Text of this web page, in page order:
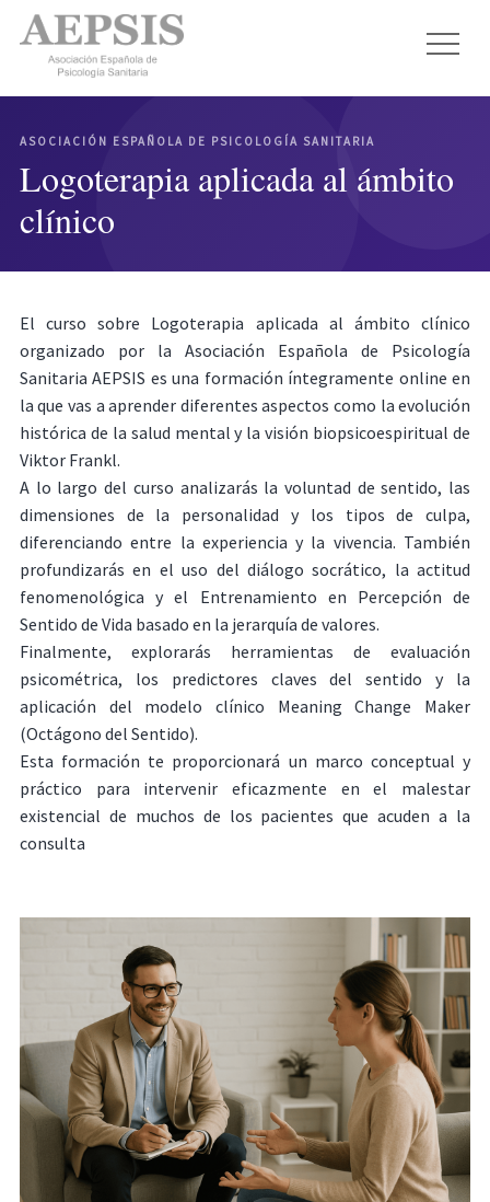
ASOCIACIÓN ESPAÑOLA DE PSICOLOGÍA SANITARIA
Logoterapia aplicada al ámbito
clínico
El curso sobre Logoterapia aplicada al ámbito clínico
organizado por la Asociación Española de Psicología
Sanitaria AEPSIS es una formación íntegramente online en
la que vas a aprender diferentes aspectos como la evolución
histórica de la salud mental y la visión biopsicoespiritual de
Viktor Frankl.
A lo largo del curso analizarás la voluntad de sentido, las
dimensiones de la personalidad y los tipos de culpa,
diferenciando entre la experiencia y la vivencia. También
profundizarás en el uso del diálogo socrático, la actitud
fenomenológica y el Entrenamiento en Percepción de
Sentido de Vida basado en la jerarquía de valores.
Finalmente, explorarás herramientas de evaluación
psicométrica, los predictores claves del sentido y la
aplicación del modelo clínico Meaning Change Maker
(Octágono del Sentido).
Esta formación te proporcionará un marco conceptual y
práctico para intervenir eficazmente en el malestar
existencial de muchos de los pacientes que acuden a la
consulta